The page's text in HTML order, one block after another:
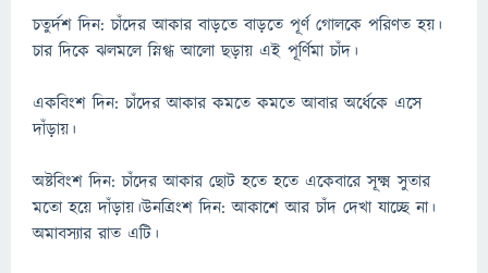
চতুর্দশ দিন: চাঁদের আকার বাড়তে বাড়তে পূর্ণ গোলকে পরিণত হয়।
চার দিকে ঝলমলে স্নিগ্ধ আলো ছড়ায় এই পূর্ণিমা চাঁদ।
একবিংশ দিন: চাঁদের আকার কমতে কমতে আবার অর্ধেকে এসে
দাঁড়ায়।
অষ্টবিংশ দিন: চাঁদের আকার ছোট হতে হতে একেবারে সূক্ষ্ম সুতার
মতো হয়ে দাঁড়ায়।উনত্রিংশ দিন: আকাশে আর চাঁদ দেখা যাচ্ছে না।
অমাবস্যার রাত এটি।